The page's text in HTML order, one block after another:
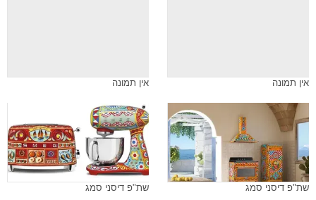
אין תמונה אין תמונה
שת"פ דיסני סמג שת"פ דיסני סמג